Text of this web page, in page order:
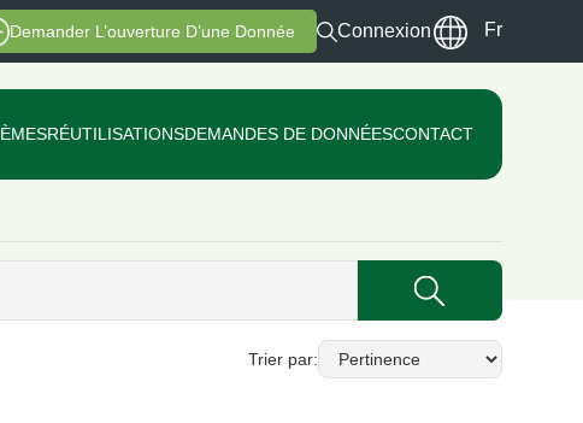
Demander L’ouverture D’une Donnée Connexion Fr
RÉUTILISATIONSDEMANDES DE DONNÉESCONTACT
Trier par